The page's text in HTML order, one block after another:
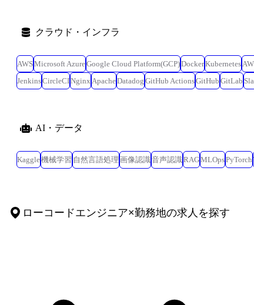
クラウド・インフラ
AWSMicrosoft AzureGoogle Cloud Platform(GCP)DockerKubernetes
JenkinsCircleCINginx ApacheDatadog GitHub ActionsGitHub GitLab
AI・データ
Kaggle機械学習 自然言語処理 画像認識 音声認識 RAGMLOpsPyTorch
ローコードエンジニア×勤務地の求人を探す